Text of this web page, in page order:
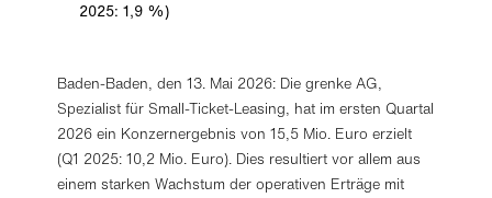
2025: 1,9 %)
Baden-Baden, den 13. Mai 2026: Die grenke AG,
Spezialist für Small-Ticket-Leasing, hat im ersten Quartal
2026 ein Konzernergebnis von 15,5 Mio. Euro erzielt
(Q1 2025: 10,2 Mio. Euro). Dies resultiert vor allem aus
einem starken Wachstum der operativen Erträge mit